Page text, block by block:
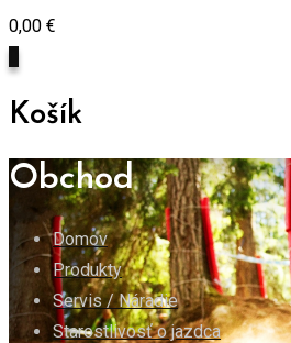
0,00 €
Košík
Obchod
Domov
Produkty
Servis / Náradie
Starostlivosť o jazdca